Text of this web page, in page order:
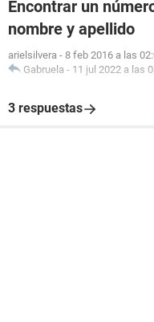
Encontrar un
nombre y apellido
arielsilvera - 8 feb 2016 a las
Gabruela - 11 jul 2022 a las
3 respuestas